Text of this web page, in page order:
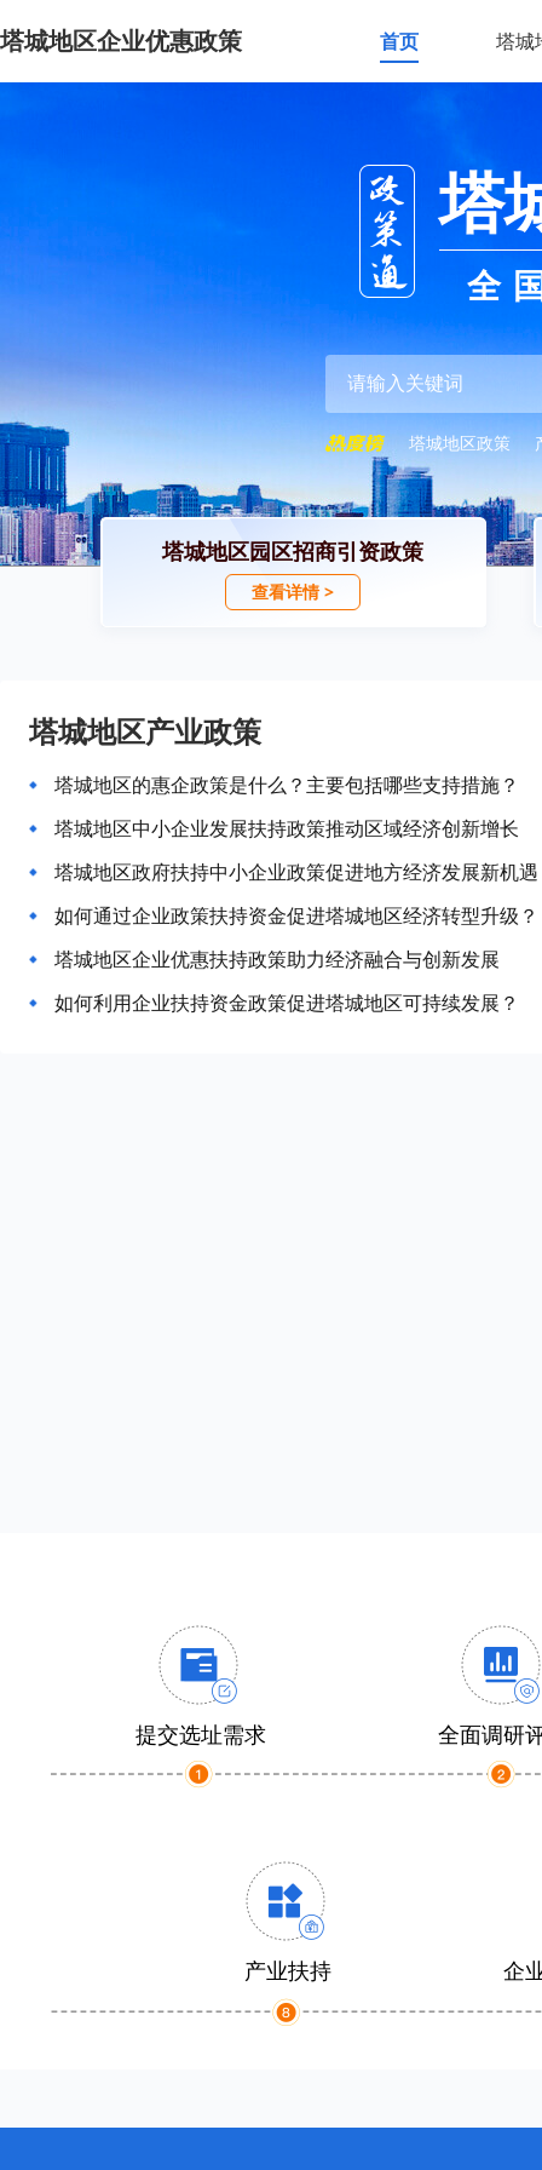
塔城地区企业优惠政策 首页 塔城
塔
全
塔城地区政策
塔城地区园区招商引资政策
查看详情 >
塔城地区产业政策
塔城地区的惠企政策是什么？主要包括哪些支持措施？
塔城地区中小企业发展扶持政策推动区域经济创新增长
塔城地区政府扶持中小企业政策促进地方经济发展新机遇
如何通过企业政策扶持资金促进塔城地区经济转型升级？
塔城地区企业优惠扶持政策助力经济融合与创新发展
如何利用企业扶持资金政策促进塔城地区可持续发展？
提交选址需求 全面调研
产业扶持 企